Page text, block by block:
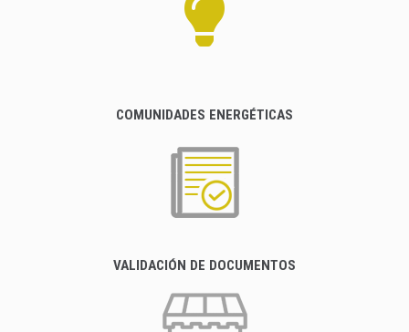
COMUNIDADES ENERGÉTICAS
VALIDACIÓN DE DOCUMENTOS